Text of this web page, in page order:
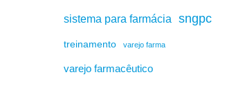
sistema para farmácia sngpc
treinamento varejo farma
varejo farmacêutico